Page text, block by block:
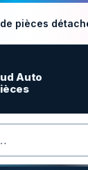
pièces
Auto